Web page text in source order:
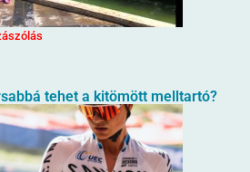
tehet a kitömött melltartó?